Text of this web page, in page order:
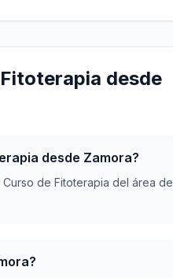
desde
desde Zamora?
de Fitoterapia del área de